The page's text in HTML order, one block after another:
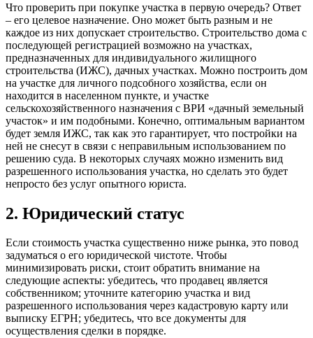
Что проверить при покупке участка в первую очередь? Ответ
– его целевое назначение. Оно может быть разным и не
каждое из них допускает строительство. Строительство дома с
последующей регистрацией возможно на участках,
предназначенных для индивидуального жилищного
строительства (ИЖС), дачных участках. Можно построить дом
на участке для личного подсобного хозяйства, если он
находится в населенном пункте, и участке
сельскохозяйственного назначения с ВРИ «дачный земельный
участок» и им подобными. Конечно, оптимальным вариантом
будет земля ИЖС, так как это гарантирует, что постройки на
ней не снесут в связи с неправильным использованием по
решению суда. В некоторых случаях можно изменить вид
разрешенного использования участка, но сделать это будет
непросто без услуг опытного юриста.
2. Юридический статус
Если стоимость участка существенно ниже рынка, это повод
задуматься о его юридической чистоте. Чтобы
минимизировать риски, стоит обратить внимание на
следующие аспекты: убедитесь, что продавец является
собственником; уточните категорию участка и вид
разрешенного использования через кадастровую карту или
выписку ЕГРН; убедитесь, что все документы для
осуществления сделки в порядке.